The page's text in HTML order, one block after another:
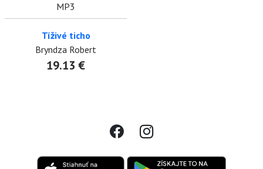
MP3
Tíživé ticho
Bryndza Robert
19.13 €